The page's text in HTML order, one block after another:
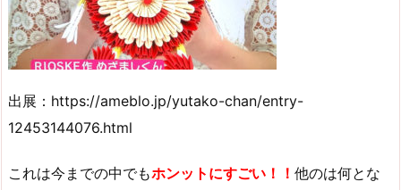
出展：https://ameblo.jp/yutako-chan/entry-
12453144076.html
これは今までの中でもホンットにすごい！！ 他のは何とな